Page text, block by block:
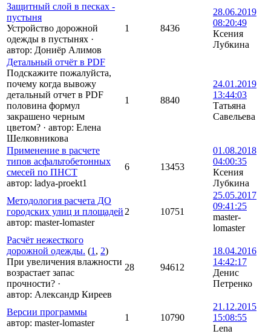
Защитный слой в песках -
пустыня
Устройство дорожной
одежды в пустынях ·
автор: Дониёр Алимов
1 8436
28.06.2019
08:20:49
Ксения
Лубкина
Детальный отчёт в PDF
Подскажите пожалуйста,
почему когда вывожу
детальный отчет в PDF
половина формул
закрашено черным
цветом? · автор: Елена
Шелковникова
1 8840
24.01.2019
13:44:03
Татьяна
Савельева
Применение в расчете
типов асфальтобетонных
смесей по ПНСТ
автор: ladya-proekt1
6 13453
01.08.2018
04:00:35
Ксения
Лубкина
Методология расчета ДО
городских улиц и площадей
автор: master-lomaster
2 10751
25.05.2017
09:41:25
master-
lomaster
Расчёт нежесткого
дорожной одежды. (1 , 2)
При увеличения влажности
возрастает запас
прочности? ·
автор: Александр Киреев
28 94612
18.04.2016
14:42:17
Денис
Петренко
Версии программы
автор: master-lomaster
1 10790
21.12.2015
15:08:55
Lena